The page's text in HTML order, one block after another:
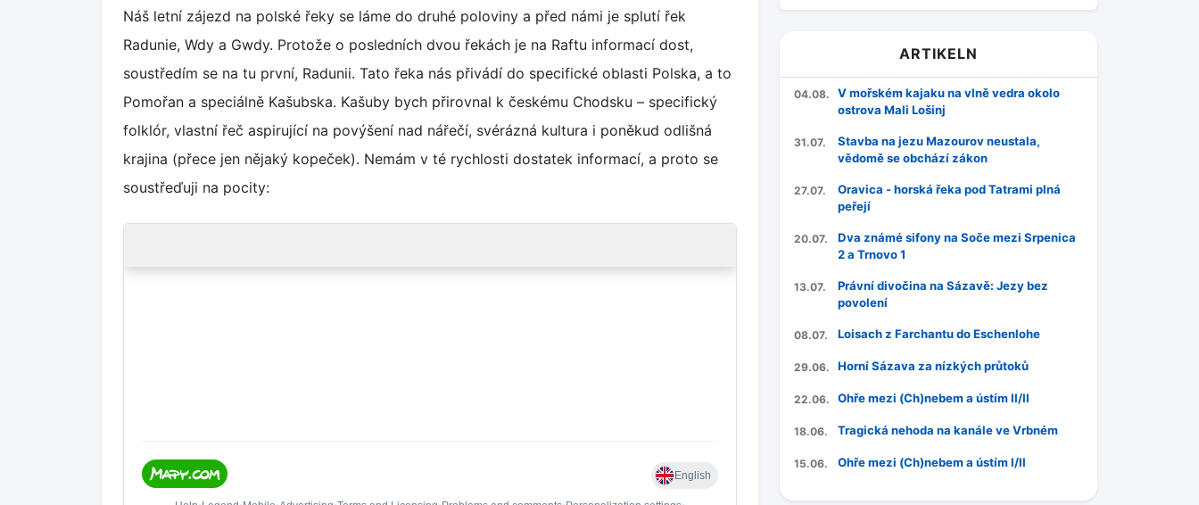
Náš letní zájezd na polské řeky se láme do druhé poloviny a před námi je splutí řek
Radunie, Wdy a Gwdy. Protože o posledních dvou řekách je na Raftu informací dost,
soustředím se na tu první, Radunii. Tato řeka nás přivádí do specifické oblasti Polska, a to
Pomořan a speciálně Kašubska. Kašuby bych přirovnal k českému Chodsku – specifický
folklór, vlastní řeč aspirující na povýšení nad nářečí, svérázná kultura i poněkud odlišná
krajina (přece jen nějaký kopeček). Nemám v té rychlosti dostatek informací, a proto se
soustřeďuji na pocity:
ARTIKELN
04.08.
V mořském kajaku na vlně vedra okolo
ostrova Mali Lošinj
31.07.
Stavba na jezu Mazourov neustala,
vědomě se obchází zákon
27.07.
Oravica - horská řeka pod Tatrami plná
peřejí
20.07.
Dva známé sifony na Soče mezi Srpenica
2 a Trnovo 1
13.07.
Právní divočina na Sázavě: Jezy bez
povolení
08.07. Loisach z Farchantu do Eschenlohe
29.06. Horní Sázava za nízkých průtoků
22.06. Ohře mezi (Ch)nebem a ústím II/II
18.06. Tragická nehoda na kanále ve Vrbném
15.06. Ohře mezi (Ch)nebem a ústím I/II